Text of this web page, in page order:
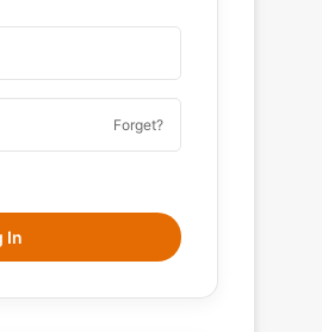
Forget?
In